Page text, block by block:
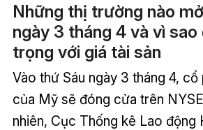
Những thị trường nào
ngày 3 tháng 4 và vì sao
trọng với giá tài sản
Vào thứ Sáu ngày 3 tháng 4,
của Mỹ sẽ đóng cửa trên
nhiên, Cục Thống kê Lao động